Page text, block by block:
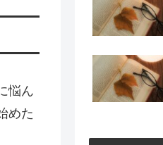
悩ん
めた